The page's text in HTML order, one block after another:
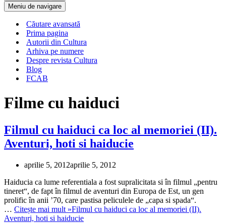
Meniu de navigare
Căutare avansată
Prima pagina
Autorii din Cultura
Arhiva pe numere
Despre revista Cultura
Blog
FCAB
Filme cu haiduci
Filmul cu haiduci ca loc al memoriei (II).
Aventuri, hoti si haiducie
aprilie 5, 2012aprilie 5, 2012
Haiducia ca lume referentiala a fost supralicitata si în filmul „pentru
tineret“, de fapt în filmul de aventuri din Europa de Est, un gen
prolific în anii ’70, care pastisa peliculele de „capa si spada“.
… Citește mai mult »Filmul cu haiduci ca loc al memoriei (II).
Aventuri, hoti si haiducie